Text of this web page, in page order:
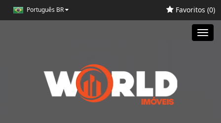
Português BR Favoritos (0)